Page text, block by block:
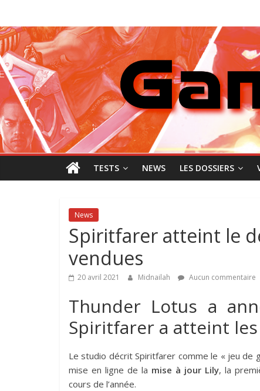
contenu
GamingNewZ
Tests
et
Actu
des
jeux
vidéo
TESTS NEWS LES DOSSIERS
News
Spiritfarer atteint le
vendues
20 avril 2021 Midnailah Aucun commentaire
Thunder Lotus a
Spiritfarer a atteint les
Le studio décrit Spiritfarer comme le « jeu de
mise en ligne de la mise à jour Lily, la
cours de l’année.